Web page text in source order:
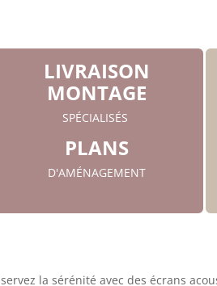
LIVRAISON
MONTAGE
SPÉCIALISÉS
PLANS
D'AMÉNAGEMENT
la sérénité avec des écrans